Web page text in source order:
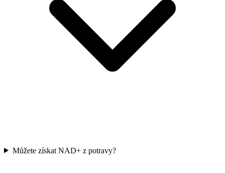
Můžete získat NAD+ z potravy?